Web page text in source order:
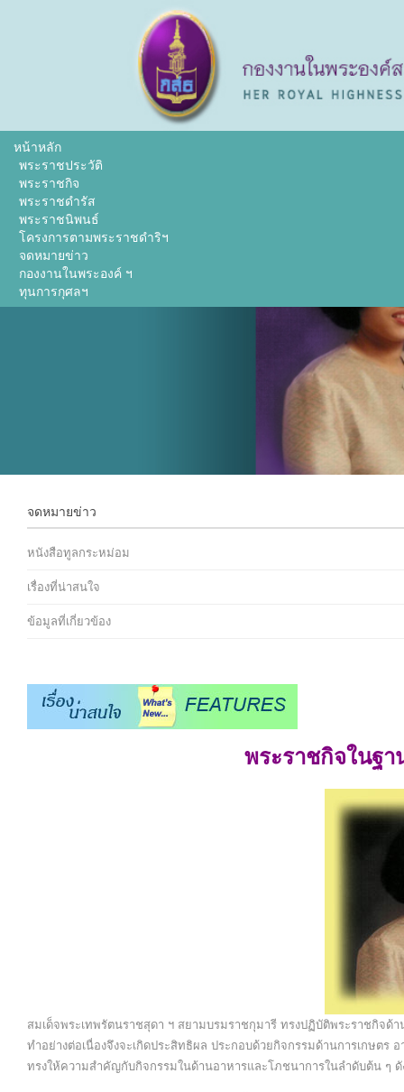
หน้าหลัก
พระราชประวัติ
พระราชกิจ
พระราชดำรัส
พระราชนิพนธ์
โครงการตามพระราชดำริฯ
จดหมายข่าว
กองงานในพระองค์ ฯ
ทุนการกุศลฯ
จดหมายข่าว
หนังสือทูลกระหม่อม
เรื่องที่น่าสนใจ
ข้อมูลที่เกี่ยวข้อง
พระราชกิจในฐ
สมเด็จพระเทพรัตนราชสุดา ฯ สยามบรมราชกุมารี ทรงปฏิบัติพระราชกิจ
ทำอย่างต่อเนื่องจึงจะเกิดประสิทธิผล ประกอบด้วยกิจกรรมด้านการเกษ
ทรงให้ความสำคัญกับกิจกรรมในด้านอาหารและโภชนาการในลำดับต้น ๆ